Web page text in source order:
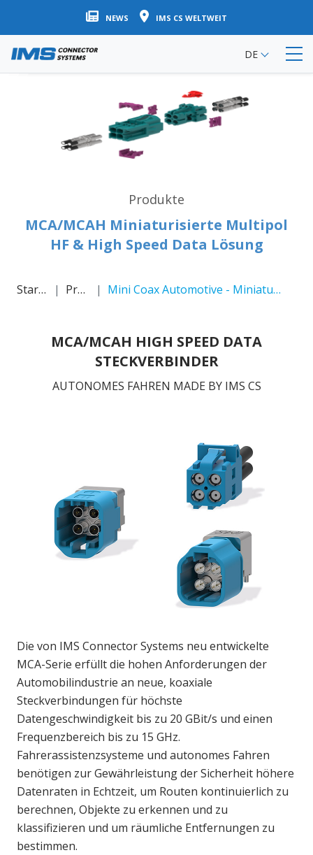
zum
NEWS IMS CS WELTWEIT
DE
Produkte
MCA/MCAH Miniaturisierte Multipol
HF & High Speed Data Lösung
Startseite Produkte Mini Coax Automotive - Miniaturisierte HF-/High Speed Data Lösung
MCA/MCAH HIGH SPEED DATA
STECKVERBINDER
AUTONOMES FAHREN MADE BY IMS CS
Die von IMS Connector Systems neu entwickelte
MCA-Serie erfüllt die hohen Anforderungen der
Automobilindustrie an neue, koaxiale
Steckverbindungen für höchste
Datengeschwindigkeit bis zu 20 GBit/s und einen
Frequenzbereich bis zu 15 GHz.
Fahrerassistenzsysteme und autonomes Fahren
benötigen zur Gewährleistung der Sicherheit höhere
Datenraten in Echtzeit, um Routen kontinuierlich zu
berechnen, Objekte zu erkennen und zu
klassifizieren und um räumliche Entfernungen zu
bestimmen.